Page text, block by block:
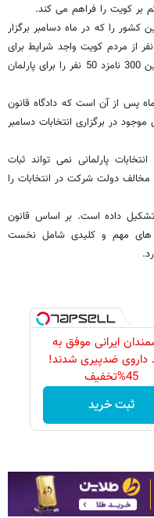
بر کویت را فراهم می کند.
کشور را که در ماه دسامبر برگزار
کرده بودند. حدود 440 هزار نفر از مردم کویت واجد شرایط برای
شرکت در انتخابات پارلمانی هستند و باید از بین 300 نامزد 50 نفر را برای پارلمان
پس از آن است که دادگاه قانون
در برگزاری انتخابات دسامبر
پارلمانی نمی تواند ثبات
مخالف دولت شرکت در انتخابات را
کابینه تشکیل داده است. بر اساس قانون
پست های مهم و کلیدی شامل نخست
ایرانی موفق به
داروی ضدپیری شدند!
45%تخفیف
ثبت خرید